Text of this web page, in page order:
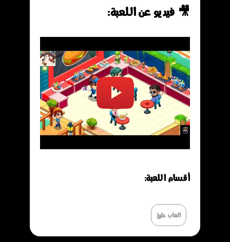
🎥 فيديو عن اللعبة:
تشغيل
الفيديو
أقسـام اللعـبة:
العاب طبخ